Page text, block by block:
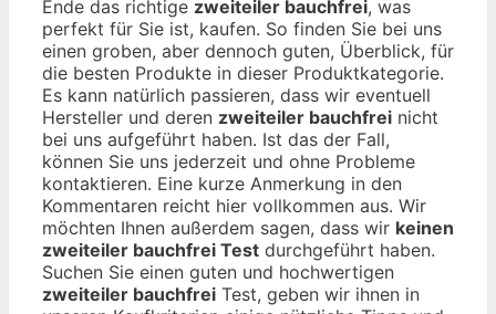
Ende das richtige zweiteiler bauchfrei, was
perfekt für Sie ist, kaufen. So finden Sie bei uns
einen groben, aber dennoch guten, Überblick, für
die besten Produkte in dieser Produktkategorie.
Es kann natürlich passieren, dass wir eventuell
Hersteller und deren zweiteiler bauchfrei nicht
bei uns aufgeführt haben. Ist das der Fall,
können Sie uns jederzeit und ohne Probleme
kontaktieren. Eine kurze Anmerkung in den
Kommentaren reicht hier vollkommen aus. Wir
möchten Ihnen außerdem sagen, dass wir keinen
zweiteiler bauchfrei Test durchgeführt haben.
Suchen Sie einen guten und hochwertigen
zweiteiler bauchfrei Test, geben wir ihnen in